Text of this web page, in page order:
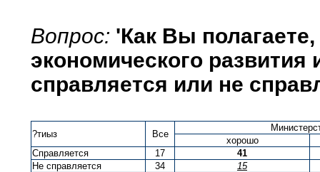
Вопрос: 'Как Вы
экономического
справляется или не
?тиыз Все
хорошо
Справляется
17
41
Не справляется
34
15